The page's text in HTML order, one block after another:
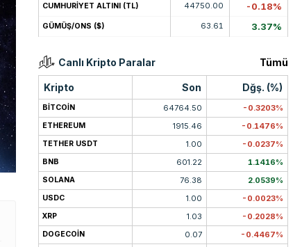
CUMHURİYET ALTINI (TL) 44750.00 -0.18%
GÜMÜŞ/ONS ($) 63.61 3.37%
Canlı Kripto Paralar Tümü
Kripto Son Dğş. (%)
BITCOIN 64764.50 -0.3203%
ETHEREUM 1915.46 -0.1476%
TETHER USDT 1.00 -0.0237%
BNB 601.22 1.1416%
SOLANA 76.38 2.0539%
USDC 1.00 -0.0023%
XRP 1.03 -0.2028%
DOGECOIN 0.07 -0.4467%